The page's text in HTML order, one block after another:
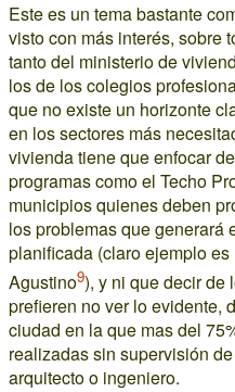
Este es un tema bastante
visto con más interés, sobre
tanto del ministerio de
los de los colegios
que no existe un horizonte
en los sectores más
vivienda tiene que enfocar
programas como el Techo
municipios quienes deben
los problemas que generará
planificada (claro ejemplo
Agustino9), y ni que decir de
prefieren no ver lo evidente,
ciudad en la que mas del
realizadas sin supervisión
arquitecto o ingeniero.